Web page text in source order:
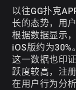
以往GG扑克
长的态势，用
根据数据显示
iOS版约为30%。
这一数据也印
跃度较高，注
在用户行为分析